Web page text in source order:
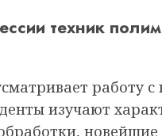
техник
работу
изучают
новейшие